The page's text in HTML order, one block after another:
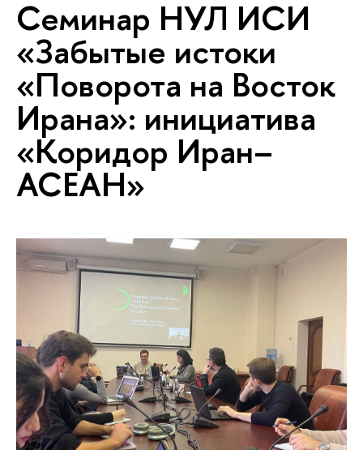
Семинар НУЛ ИСИ
«Забытые истоки
«Поворота на Восток
Ирана»: инициатива
«Коридор Иран–
АСЕАН»